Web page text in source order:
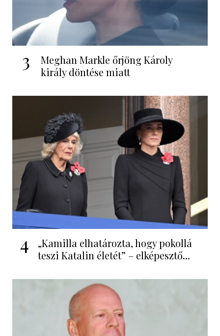
3
Meghan Markle őrjöng Károly
király döntése miatt
4
„Kamilla elhatározta, hogy pokollá
teszi Katalin életét” – elképesztő...